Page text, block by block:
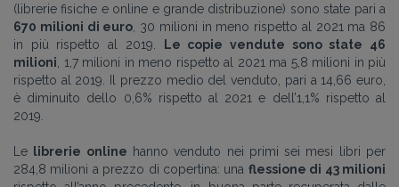
(librerie fisiche e online e grande distribuzione) sono state pari a
670 milioni di euro , 30 milioni in meno rispetto al 2021 ma 86
in più rispetto al 2019.
Le copie vendute sono state 46
milioni , 1,7 milioni in meno rispetto al 2021 ma 5,8 milioni in più
rispetto al 2019. Il prezzo medio del venduto, pari a 14,66 euro,
è diminuito dello 0,6% rispetto al 2021 e dell’1,1% rispetto al
2019.
Le librerie online hanno venduto nei primi sei mesi libri per
284,8 milioni a prezzo di copertina: una flessione di 43 milioni